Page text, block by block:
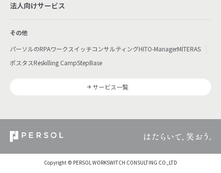
法人向けサービス
その他
パーソルのRPAワークスイッチコンサルティングHITO-ManagerMITERAS
ポスタスReskilling CampStepBase
サービス一覧
Copyright © PERSOL WORKSWITCH CONSULTING CO.,LTD